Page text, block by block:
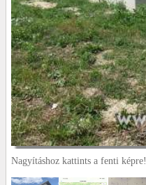
Nagyításhoz kattints a fenti képre!